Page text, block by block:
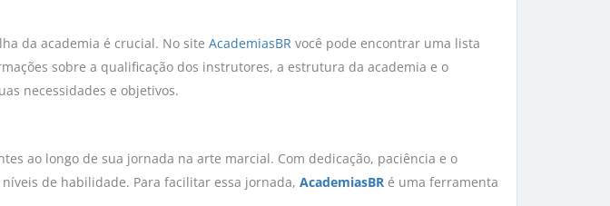
da academia é crucial. No site AcademiasBR você pode encontrar uma lista
sobre a qualificação dos instrutores, a estrutura da academia e o
necessidades e objetivos.
ao longo de sua jornada na arte marcial. Com dedicação, paciência e o
de habilidade. Para facilitar essa jornada, AcademiasBR é uma ferramenta